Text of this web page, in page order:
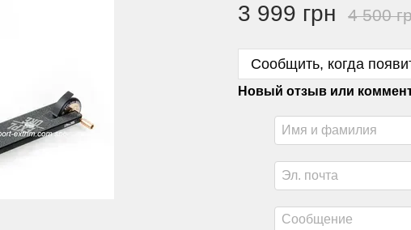
3 999 грн 4 500
Сообщить, когда
Новый отзыв или